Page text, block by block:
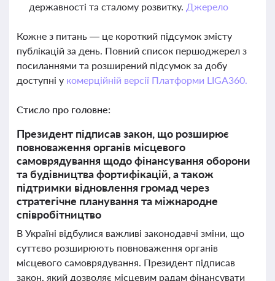
державності та сталому розвитку. Джерело
Кожне з питань — це короткий підсумок змісту
публікацій за день. Повний список першоджерел з
посиланнями та розширений підсумок за добу
доступні у комерційній версії Платформи LIGA360.
Стисло про головне:
Президент підписав закон, що розширює
повноваження органів місцевого
самоврядування щодо фінансування оборони
та будівництва фортифікацій, а також
підтримки відновлення громад через
стратегічне планування та міжнародне
співробітництво
В Україні відбулися важливі законодавчі зміни, що
суттєво розширюють повноваження органів
місцевого самоврядування. Президент підписав
закон, який дозволяє місцевим радам фінансувати